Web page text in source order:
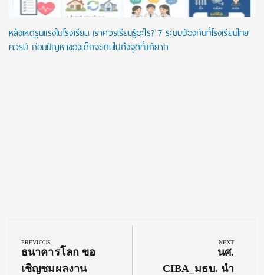
หลังเหตุรุนแรงในโรงเรียน เราควรเรียนรู้อะไร? 7 ระบบป้องกันที่โรงเรียนไทย
ควรมี ก่อนปัญหาของเด็กจะเดินไปถึงจุดที่แก้ยาก
navigation
PREVIOUS
Previous
Post:
ธนาคารโลก ขอ
เชิญชมผลงาน
NEXT
Next
Post:
นศ.
CIBA_มธบ. นำ